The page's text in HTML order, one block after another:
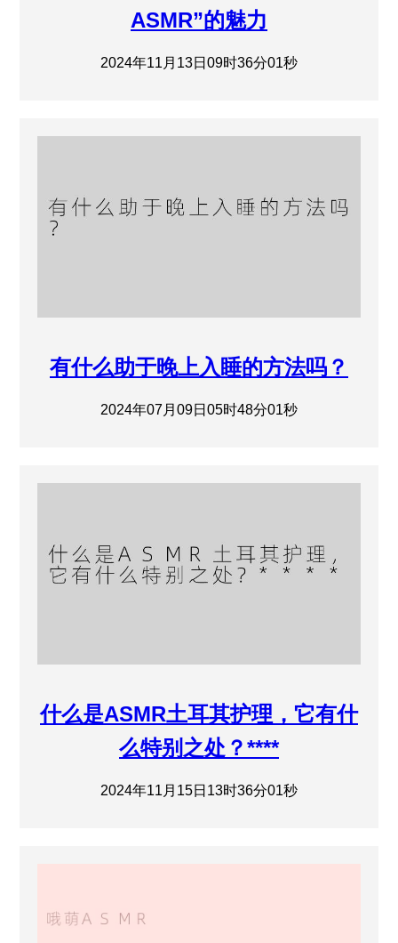
ASMR”的魅力
2024年11月13日09时36分01秒
有什么助于晚上入睡的方法吗？
2024年07月09日05时48分01秒
什么是ASMR土耳其护理，它有什
么特别之处？****
2024年11月15日13时36分01秒